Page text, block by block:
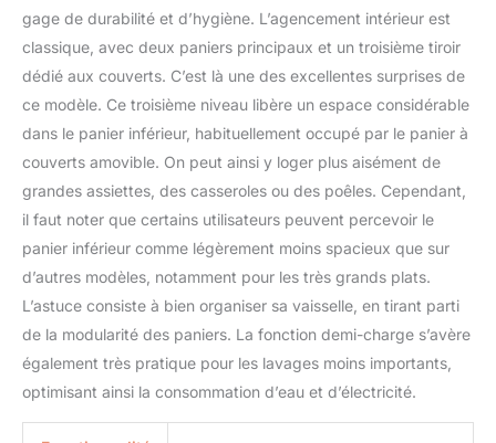
largeur x profondeur)
gage de durabilité et d’hygiène. L’agencement intérieur est
classique, avec deux paniers principaux et un troisième tiroir
dédié aux couverts. C’est là une des excellentes surprises de
ce modèle. Ce troisième niveau libère un espace considérable
dans le panier inférieur, habituellement occupé par le panier à
couverts amovible. On peut ainsi y loger plus aisément de
grandes assiettes, des casseroles ou des poêles. Cependant,
il faut noter que certains utilisateurs peuvent percevoir le
panier inférieur comme légèrement moins spacieux que sur
d’autres modèles, notamment pour les très grands plats.
L’astuce consiste à bien organiser sa vaisselle, en tirant parti
de la modularité des paniers. La fonction demi-charge s’avère
également très pratique pour les lavages moins importants,
optimisant ainsi la consommation d’eau et d’électricité.